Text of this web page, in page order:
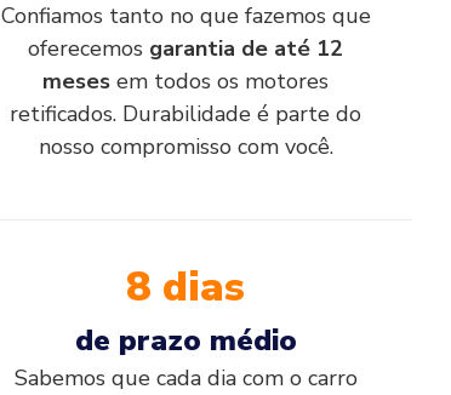
Confiamos tanto no que fazemos que
oferecemos garantia de até 12
meses em todos os motores
retificados. Durabilidade é parte do
nosso compromisso com você.
8 dias
de prazo médio
Sabemos que cada dia com o carro